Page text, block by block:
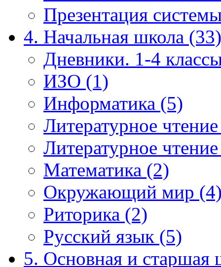
Презентация
4. Начальная школа (33)
Дневники. 1-4
ИЗО (1)
Информатика (5)
Литературное
Литературное
Математика (2)
Окружающий мир
Риторика (2)
Русский язык (5)
5. Основная и старшая